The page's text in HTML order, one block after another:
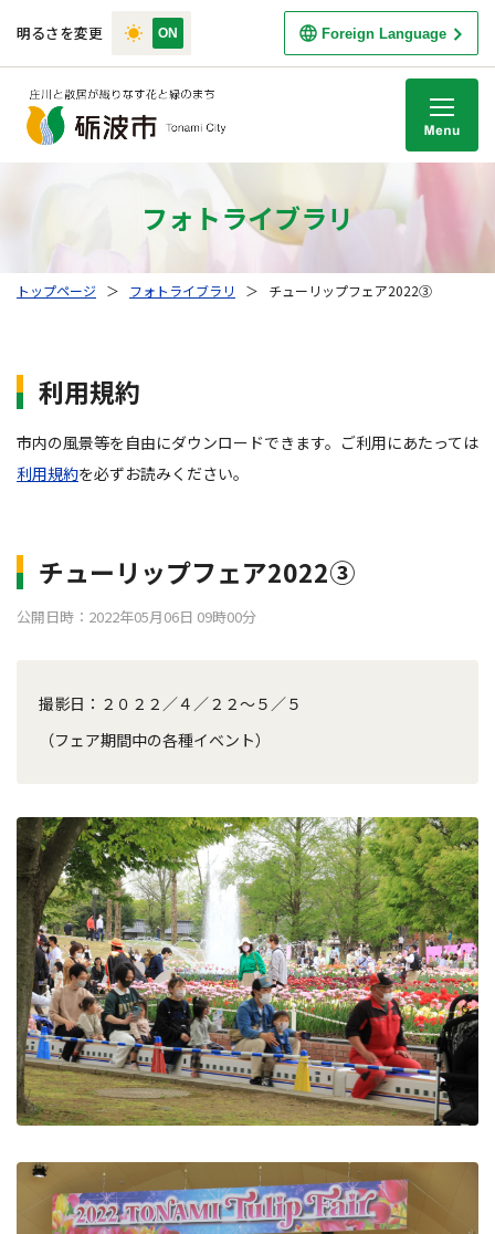
明るさを変更 Foreign Language
フォトライブラリ
トップページ ＞ フォトライブラリ ＞ チューリップフェア2022③
利用規約
市内の風景等を自由にダウンロードできます。ご利用にあたっては
利用規約を必ずお読みください。
チューリップフェア2022③
公開日時：2022年05月06日 09時00分
撮影日：２０２２／４／２２～５／５
（フェア期間中の各種イベント）